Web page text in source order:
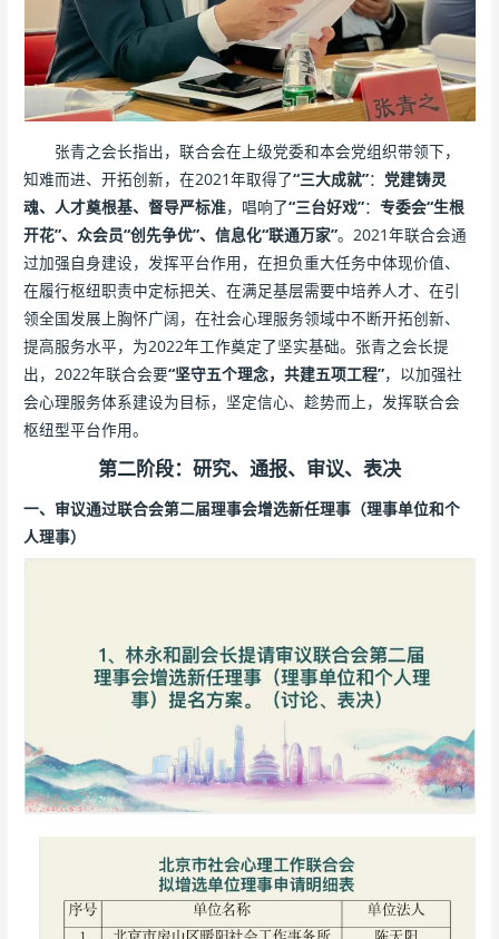
张青之会长指出，联合会在上级党委和本会党组织带领下，
知难而进、开拓创新，在2021年取得了“三大成就”： 党建铸灵
魂、人才奠根基、督导严标准，唱响了“三台好戏”：专委会“生根
开花”、众会员“创先争优”、信息化“联通万家”。2021年联合会通
过加强自身建设，发挥平台作用，在担负重大任务中体现价值、
在履行枢纽职责中定标把关、在满足基层需要中培养人才、在引
领全国发展上胸怀广阔，在社会心理服务领域中不断开拓创新、
提高服务水平，为2022年工作奠定了坚实基础。张青之会长提
出，2022年联合会要“坚守五个理念，共建五项工程”，以加强社
会心理服务体系建设为目标，坚定信心、趁势而上，发挥联合会
枢纽型平台作用。
第二阶段：研究、通报、审议、表决
一、审议通过联合会第二届理事会增选新任理事（理事单位和个
人理事）